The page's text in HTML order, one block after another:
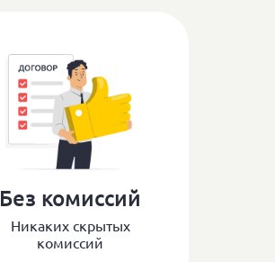
Без комиссий
Никаких скрытых
комиссий